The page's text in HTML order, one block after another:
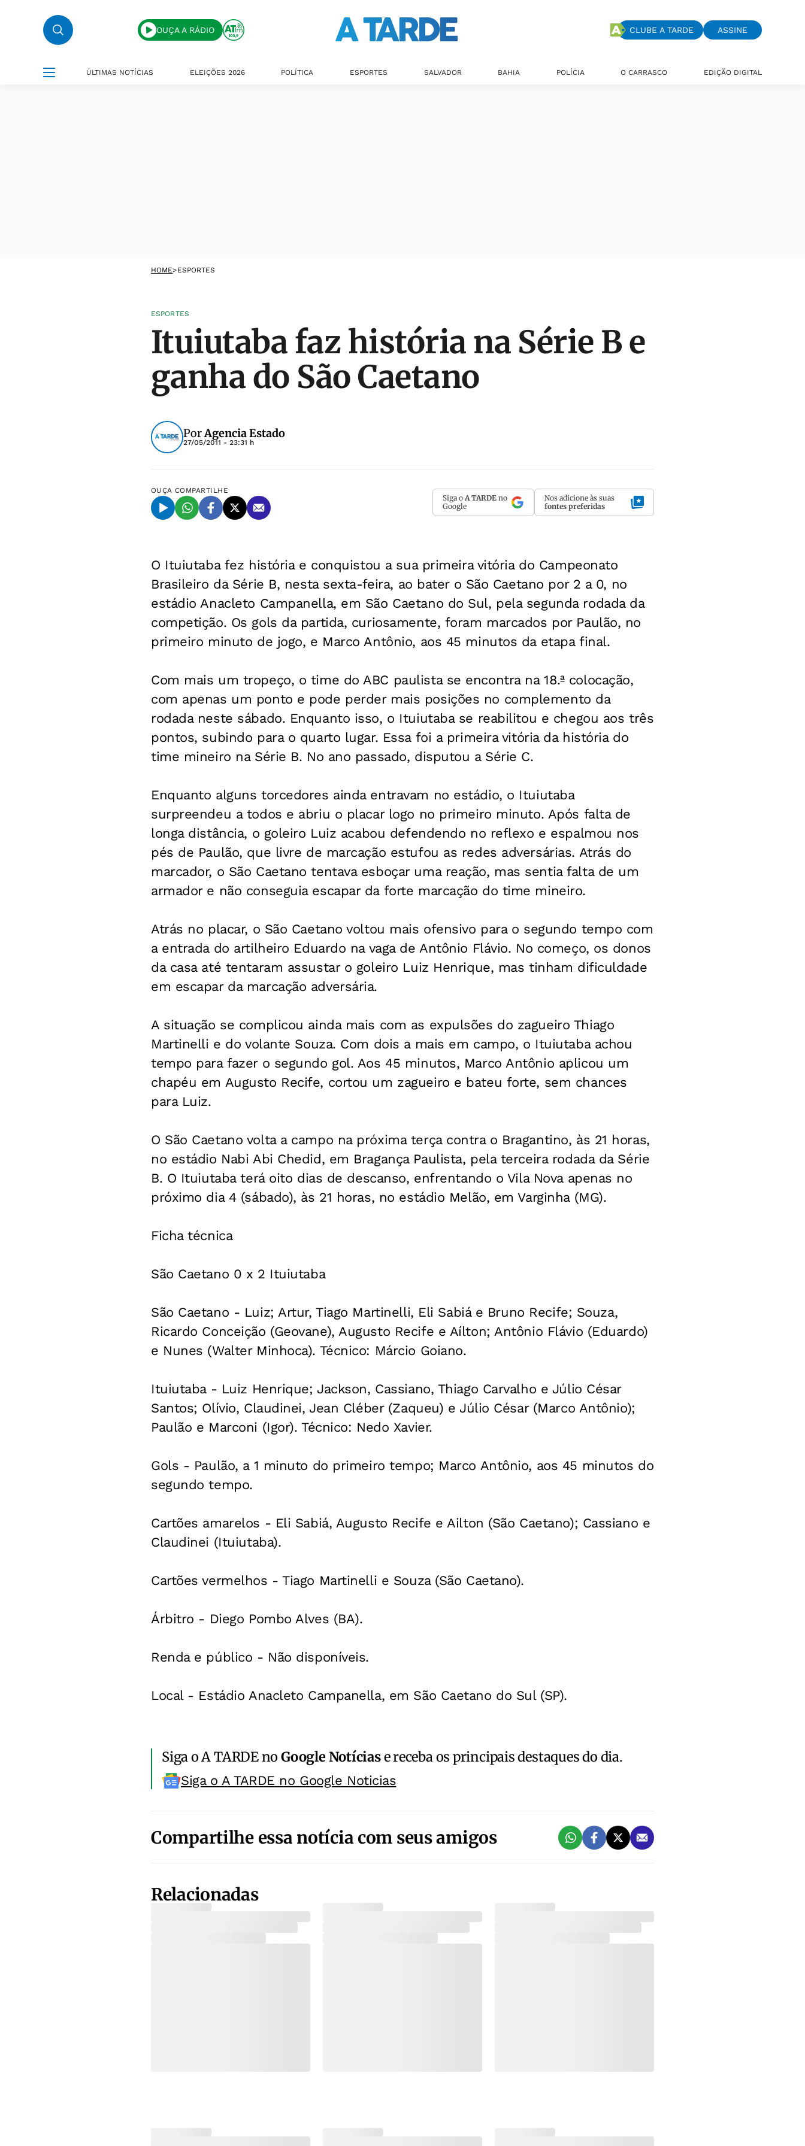
OUÇA A RÁDIO CLUBE A TARDE ASSINE
ÚLTIMAS NOTÍCIAS ELEIÇÕES 2026 POLÍTICA ESPORTES SALVADOR BAHIA POLÍCIA O CARRASCO EDIÇÃO DIGITAL
HOME>ESPORTES
ESPORTES
Ituiutaba faz história na Série B e
ganha do São Caetano
PorAgencia Estado
27/05/2011 - 23:31 h
OUÇA COMPARTILHE
Siga o A TARDE no
Google
Nos adicione às suas
fontes preferidas
O Ituiutaba fez história e conquistou a sua primeira vitória do Campeonato
Brasileiro da Série B, nesta sexta-feira, ao bater o São Caetano por 2 a 0, no
estádio Anacleto Campanella, em São Caetano do Sul, pela segunda rodada da
competição. Os gols da partida, curiosamente, foram marcados por Paulão, no
primeiro minuto de jogo, e Marco Antônio, aos 45 minutos da etapa final.
Com mais um tropeço, o time do ABC paulista se encontra na 18.ª colocação,
com apenas um ponto e pode perder mais posições no complemento da
rodada neste sábado. Enquanto isso, o Ituiutaba se reabilitou e chegou aos três
pontos, subindo para o quarto lugar. Essa foi a primeira vitória da história do
time mineiro na Série B. No ano passado, disputou a Série C.
Enquanto alguns torcedores ainda entravam no estádio, o Ituiutaba
surpreendeu a todos e abriu o placar logo no primeiro minuto. Após falta de
longa distância, o goleiro Luiz acabou defendendo no reflexo e espalmou nos
pés de Paulão, que livre de marcação estufou as redes adversárias. Atrás do
marcador, o São Caetano tentava esboçar uma reação, mas sentia falta de um
armador e não conseguia escapar da forte marcação do time mineiro.
Atrás no placar, o São Caetano voltou mais ofensivo para o segundo tempo com
a entrada do artilheiro Eduardo na vaga de Antônio Flávio. No começo, os donos
da casa até tentaram assustar o goleiro Luiz Henrique, mas tinham dificuldade
em escapar da marcação adversária.
A situação se complicou ainda mais com as expulsões do zagueiro Thiago
Martinelli e do volante Souza. Com dois a mais em campo, o Ituiutaba achou
tempo para fazer o segundo gol. Aos 45 minutos, Marco Antônio aplicou um
chapéu em Augusto Recife, cortou um zagueiro e bateu forte, sem chances
para Luiz.
O São Caetano volta a campo na próxima terça contra o Bragantino, às 21 horas,
no estádio Nabi Abi Chedid, em Bragança Paulista, pela terceira rodada da Série
B. O Ituiutaba terá oito dias de descanso, enfrentando o Vila Nova apenas no
próximo dia 4 (sábado), às 21 horas, no estádio Melão, em Varginha (MG).
Ficha técnica
São Caetano 0 x 2 Ituiutaba
São Caetano - Luiz; Artur, Tiago Martinelli, Eli Sabiá e Bruno Recife; Souza,
Ricardo Conceição (Geovane), Augusto Recife e Aílton; Antônio Flávio (Eduardo)
e Nunes (Walter Minhoca). Técnico: Márcio Goiano.
Ituiutaba - Luiz Henrique; Jackson, Cassiano, Thiago Carvalho e Júlio César
Santos; Olívio, Claudinei, Jean Cléber (Zaqueu) e Júlio César (Marco Antônio);
Paulão e Marconi (Igor). Técnico: Nedo Xavier.
Gols - Paulão, a 1 minuto do primeiro tempo; Marco Antônio, aos 45 minutos do
segundo tempo.
Cartões amarelos - Eli Sabiá, Augusto Recife e Ailton (São Caetano); Cassiano e
Claudinei (Ituiutaba).
Cartões vermelhos - Tiago Martinelli e Souza (São Caetano).
Árbitro - Diego Pombo Alves (BA).
Renda e público - Não disponíveis.
Local - Estádio Anacleto Campanella, em São Caetano do Sul (SP).
Siga o A TARDE noGoogle Notíciase receba os principais destaques do dia.
Siga o A TARDE no Google Noticias
Compartilhe essa notícia com seus amigos
Relacionadas